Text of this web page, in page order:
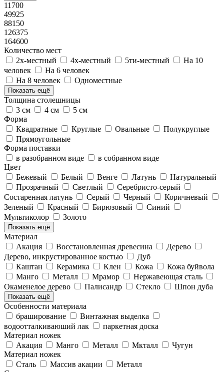
11700
49925
88150
126375
164600
Количество мест
2х-местный
4х-местный 5ти-местный
На 10
человек
На 6 человек
На 8 человек
Одноместные
Показать ещё
Толщина столешницы
3 см
4 см
5 см
Форма
Квадратные
Круглые Овальные
Полукруглые
Прямоугольные
Форма поставки
в разобранном виде
в собранном виде
Цвет
Бежевый
Белый Венге Латунь
Натуральный
Прозрачный
Светлый
Серебристо-серый
Состаренная латунь
Серый Черный
Коричневый
Зеленый
Красный Бирюзовый
Синий
Мультиколор
Золото
Показать ещё
Материал
Акация
Восстановленная древесина
Дерево
Дерево, инкрустированное костью
Дуб
Каштан
Керамика Клен Кожа
Кожа буйвола
Манго
Металл Мрамор
Нержавеющая сталь
Окаменелое дерево
Палисандр Стекло Шпон дуба
Показать ещё
Особенности материала
браширование
Винтажная выделка
водоотталкиваюший лак
паркетная доска
Материал ножек
Акация
Манго Металл Мкталл
Чугун
Материал ножек
Cталь
Массив акации
Металл